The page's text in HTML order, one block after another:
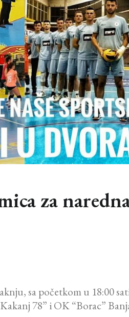
za
sa početkom u 18:00
78” i OK “Borac”